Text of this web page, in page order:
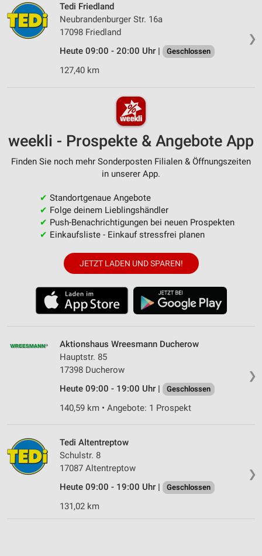
❯
Tedi Friedland
Neubrandenburger Str. 16a
17098 Friedland
Heute 09:00 - 20:00 Uhr |
Geschlossen
127,40 km
weekli - Prospekte & Angebote App
Finden Sie noch mehr Sonderposten Filialen & Öffnungszeiten
in unserer App.
✔ Standortgenaue Angebote
✔ Folge deinem Lieblingshändler
✔ Push-Benachrichtigungen bei neuen Prospekten
✔ Einkaufsliste - Einkauf stressfrei planen
JETZT LADEN UND SPAREN!
❯
Aktionshaus Wreesmann Ducherow
Hauptstr. 85
17398 Ducherow
Heute 09:00 - 19:00 Uhr |
Geschlossen
140,59 km • Angebote: 1 Prospekt
❯
Tedi Altentreptow
Schulstr. 8
17087 Altentreptow
Heute 09:00 - 19:00 Uhr |
Geschlossen
131,02 km